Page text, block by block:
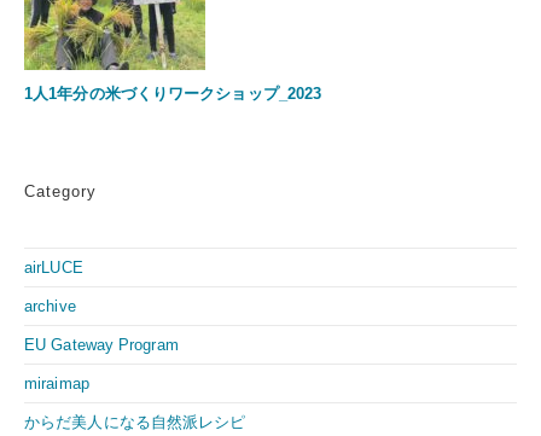
1人1年分の米づくりワークショップ_2023
Category
airLUCE
archive
EU Gateway Program
miraimap
からだ美人になる自然派レシピ